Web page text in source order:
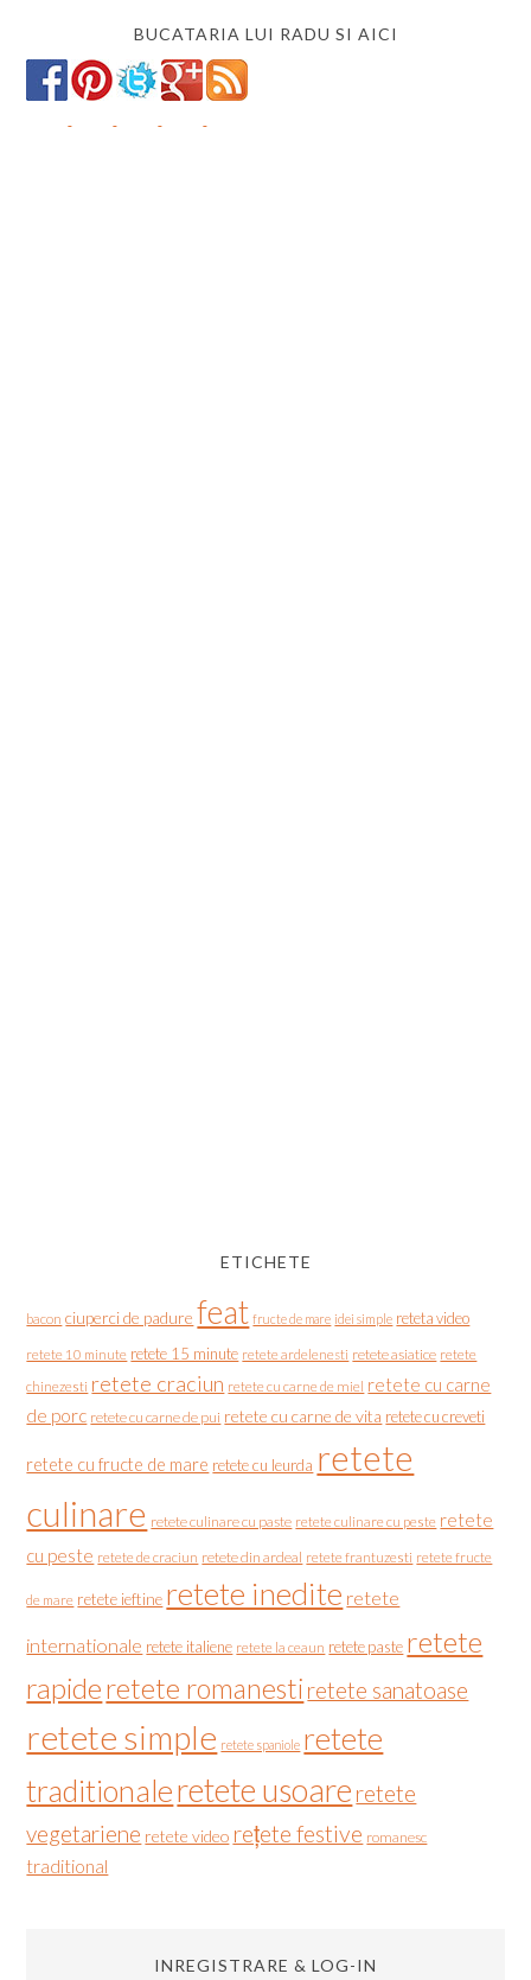
BUCATARIA LUI RADU SI AICI
ETICHETE
bacon ciuperci de padure feat fructe de mare idei simple reteta video
retete 10 minute retete 15 minute retete ardelenesti retete asiatice retete
chinezesti retete craciun retete cu carne de miel retete cu carne
de porc retete cu carne de pui retete cu carne de vita retete cu creveti
retete cu fructe de mare retete cu leurda retete
culinare retete culinare cu paste retete culinare cu peste retete
cu peste retete de craciun retete din ardeal retete frantuzesti retete fructe
de mare retete ieftine retete inedite retete
internationale retete italiene retete la ceaun retete paste retete
rapideretete romanesti retete sanatoase
retete simple retete spaniole retete
traditionaleretete usoare retete
vegetariene retete video rețete festive romanesc
traditional
INREGISTRARE & LOG-IN